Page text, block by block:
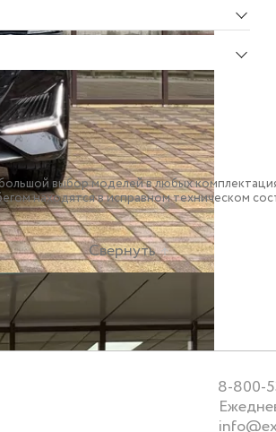
выбор моделей в любых
находятся в исправном техническом
Свернуть
8-800-